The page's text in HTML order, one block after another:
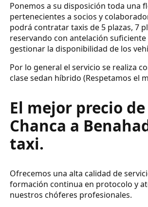
Ponemos a su disposición toda una
pertenecientes a socios y
podrá contratar taxis de 5 plazas, 7
reservando con antelación
gestionar la disponibilidad de los
Por lo general el servicio se realiza
clase sedan híbrido (Respetamos el
El mejor precio de
Chanca a
taxi.
Ofrecemos una alta calidad de
formación continua en protocolo y
nuestros chóferes profesionales.